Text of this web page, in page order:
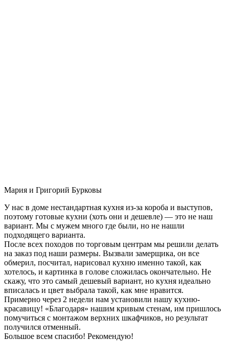
Мария и Григорий Бурковы
У нас в доме нестандартная кухня из-за короба и выступов,
поэтому готовые кухни (хоть они и дешевле) — это не наш
вариант. Мы с мужем много где были, но не нашли
подходящего варианта.
После всех походов по торговым центрам мы решили делать
на заказ под наши размеры. Вызвали замерщика, он все
обмерил, посчитал, нарисовал кухню именно такой, как
хотелось, и картинка в голове сложилась окончательно. Не
скажу, что это самый дешевый вариант, но кухня идеально
вписалась и цвет выбрала такой, как мне нравится.
Примерно через 2 недели нам установили нашу кухню-
красавицу! «Благодаря» нашим кривым стенам, им пришлось
помучиться с монтажом верхних шкафчиков, но результат
получился отменный.
Большое всем спасибо! Рекомендую!